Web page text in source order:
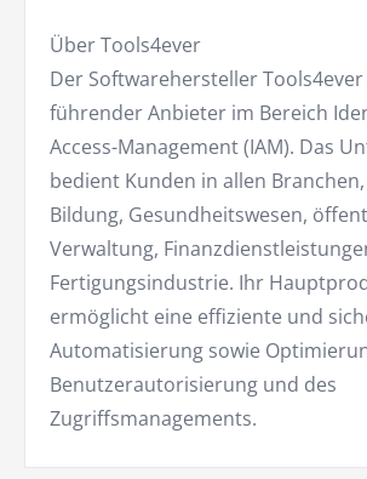
Über Tools4ever
Der Softwarehersteller
führender Anbieter im Bereich
Access-Management (IAM). Das
bedient Kunden in allen
Bildung, Gesundheitswesen,
Verwaltung,
Fertigungsindustrie. Ihr
ermöglicht eine effiziente und
Automatisierung sowie
Benutzerautorisierung und des
Zugriffsmanagements.